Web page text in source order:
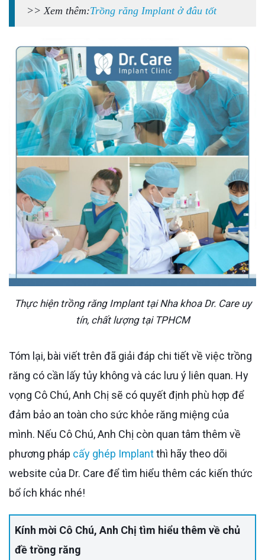
>> Xem thêm:Trồng răng Implant ở đâu tốt
Thực hiện trồng răng Implant tại Nha khoa Dr. Care uy
tín, chất lượng tại TPHCM
Tóm lại, bài viết trên đã giải đáp chi tiết về việc trồng
răng có cần lấy tủy không và các lưu ý liên quan. Hy
vọng Cô Chú, Anh Chị sẽ có quyết định phù hợp để
đảm bảo an toàn cho sức khỏe răng miệng của
mình. Nếu Cô Chú, Anh Chị còn quan tâm thêm về
phương pháp cấy ghép Implantthì hãy theo dõi
website của Dr. Care để tìm hiểu thêm các kiến thức
bổ ích khác nhé!
Kính mời Cô Chú, Anh Chị tìm hiểu thêm về chủ
đề trồng răng